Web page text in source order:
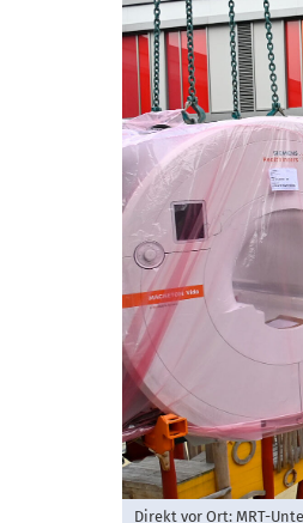
Direkt vor Ort: MRT-